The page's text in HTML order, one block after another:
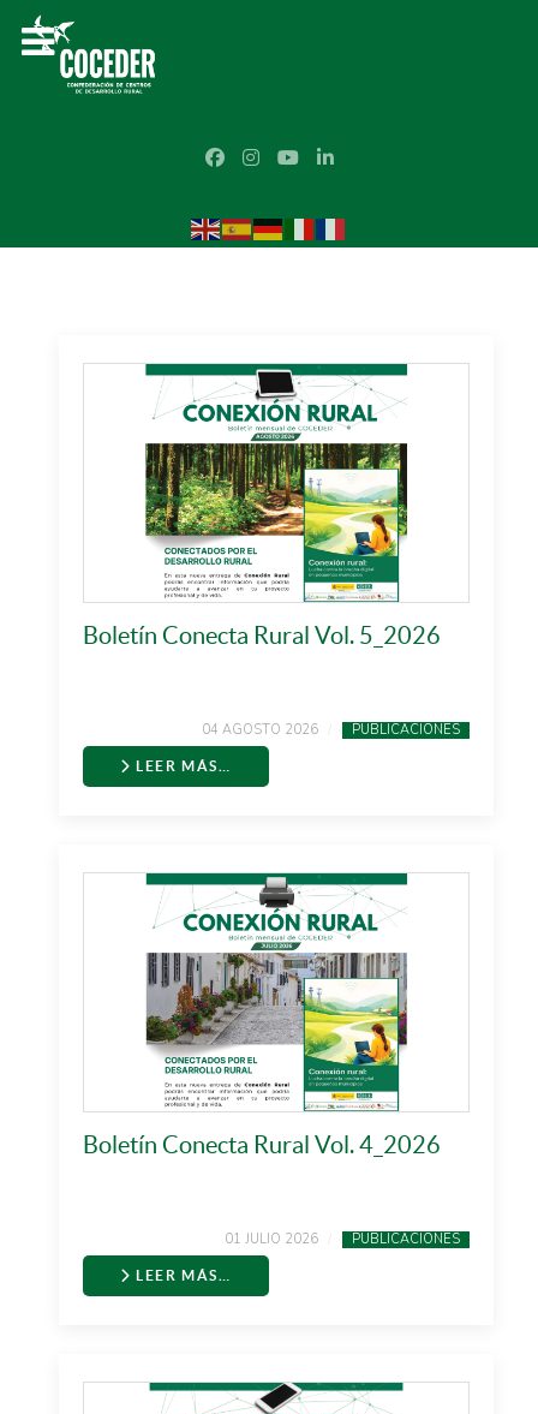
Boletín Conecta Rural Vol. 5_2026
04 AGOSTO 2026 PUBLICACIONES
LEER MÁS…
Boletín Conecta Rural Vol. 4_2026
01 JULIO 2026 PUBLICACIONES
LEER MÁS…